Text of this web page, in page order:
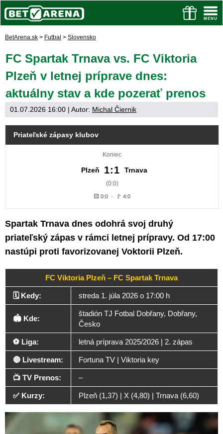
BetArena.sk > Futbal > Slovensko
FC Spartak Trnava vs. FC Viktoria
Plzeň v letnej príprave dnes:
aktuálny stav a kde pozerať prenos
01.07.2026 16:00 | Autor: Michal Čiernik
Priateľské zápasy klubov
Koniec
Plzeň 1:1 Trnava
(0:0)
🟨 0:0 · 🚩 4:0
Spartak Trnava dnes odohrá svoj druhý
priateľský zápas v rámci letnej prípravy. Od 17:00
nastúpi proti favorizovanej Voktorii Plzeň.
FC Viktoria Plzeň – FC Spartak Trnava
🗓️ Kedy: streda 1. júla 2026 o 17:00 h
🏟️ Kde:
štadión TJ Fotbal Dobřany, Dobřany,
Česko
⚽ Liga: letná príprava 2025/2026 | 2. zápas
🔴 Livestream: Fortuna TV | Viktoria key
📺 TV Prenos: –
✅ Kurzy: Plzeň (1,37) | X (4,80) | Trnava (6,60)